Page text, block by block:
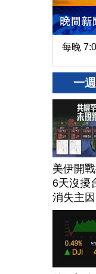
每晚
一
美伊開
6天沒擾
消失主因